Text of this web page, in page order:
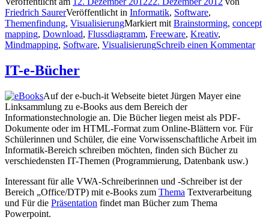
Friedrich SaurerVeröffentlicht in Informatik, Software,
Themenfindung, VisualisierungMarkiert mit Brainstorming, concept
mapping, Download, Flussdiagramm, Freeware, Kreativ,
Mindmapping, Software, VisualisierungSchreib einen Kommentar
IT-e-Bücher
Auf der e-buch-it Webseite bietet Jürgen Mayer eine
Linksammlung zu e-Books aus dem Bereich der
Informationstechnologie an. Die Bücher liegen meist als PDF-
Dokumente oder im HTML-Format zum Online-Blättern vor. Für
Schülerinnen und Schüler, die eine Vorwissenschaftliche Arbeit im
Informatik-Bereich schreiben möchten, finden sich Bücher zu
verschiedensten IT-Themen (Programmierung, Datenbank usw.)
Interessant für alle VWA-Schreiberinnen und -Schreiber ist der
Bereich „Office/DTP) mit e-Books zum Thema Textverarbeitung
und Für die Präsentation findet man Bücher zum Thema
Powerpoint.